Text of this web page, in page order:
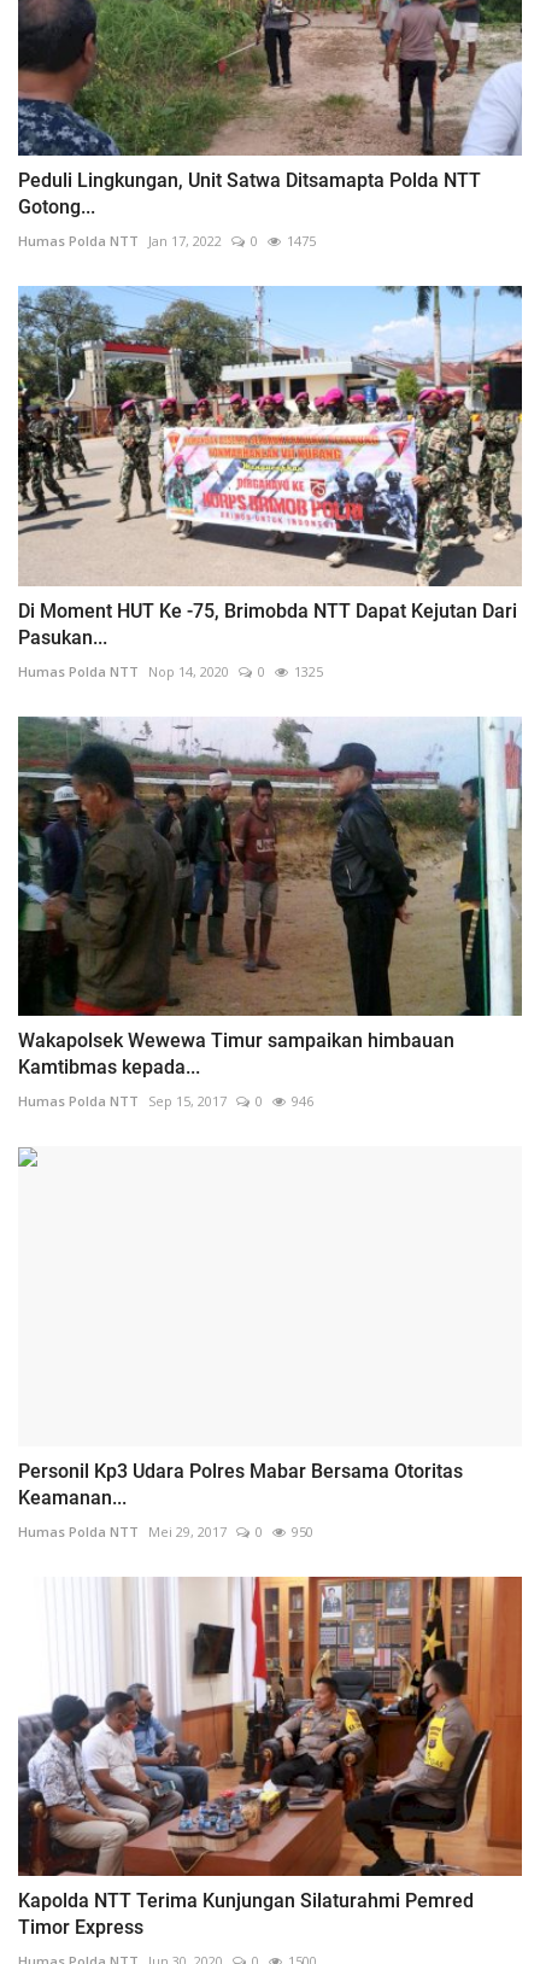
Peduli Lingkungan, Unit Satwa Ditsamapta Polda NTT
Gotong...
Humas Polda NTT Jan 17, 2022 0 1475
Di Moment HUT Ke -75, Brimobda NTT Dapat Kejutan Dari
Pasukan...
Humas Polda NTT Nop 14, 2020 0 1325
Wakapolsek Wewewa Timur sampaikan himbauan
Kamtibmas kepada...
Humas Polda NTT Sep 15, 2017 0 946
Personil Kp3 Udara Polres Mabar Bersama Otoritas
Keamanan...
Humas Polda NTT Mei 29, 2017 0 950
Kapolda NTT Terima Kunjungan Silaturahmi Pemred
Timor Express